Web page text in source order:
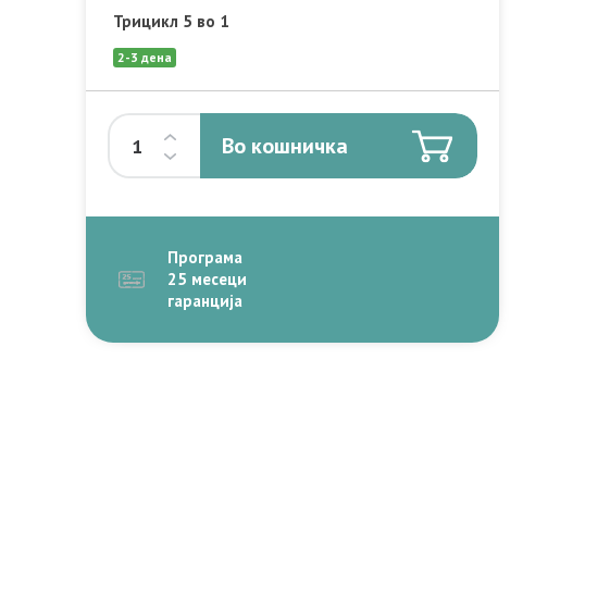
Трицикл 5 во 1
2-3 дена
Во кошничка
Програма
25 месеци
гаранција